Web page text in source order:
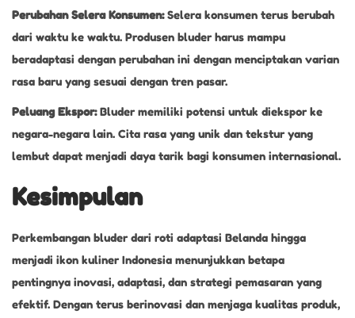
Perubahan Selera Konsumen:Selera konsumen terus berubah
dari waktu ke waktu. Produsen bluder harus mampu
beradaptasi dengan perubahan ini dengan menciptakan varian
rasa baru yang sesuai dengan tren pasar.
Peluang Ekspor:Bluder memiliki potensi untuk diekspor ke
negara-negara lain. Cita rasa yang unik dan tekstur yang
lembut dapat menjadi daya tarik bagi konsumen internasional.
Kesimpulan
Perkembangan bluder dari roti adaptasi Belanda hingga
menjadi ikon kuliner Indonesia menunjukkan betapa
pentingnya inovasi, adaptasi, dan strategi pemasaran yang
efektif. Dengan terus berinovasi dan menjaga kualitas produk,